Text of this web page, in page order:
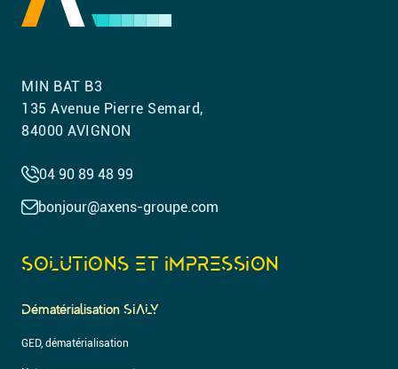
MIN BAT B3
135 Avenue Pierre Semard,
84000 AVIGNON
04 90 89 48 99
bonjour@axens-groupe.com
SOLUTIONS ET IMPRESSION
Dématérialisation SIALY
GED, dématérialisation